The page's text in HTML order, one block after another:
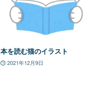
本を読む猫のイラスト
2021年12月9日